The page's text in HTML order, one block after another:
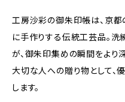
工房沙彩の御朱印帳は、京
に手作りする伝統工芸品。洗
が、御朱印集めの瞬間をより
大切な人への贈り物として、
します。